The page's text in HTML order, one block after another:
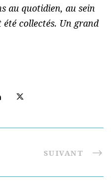
au quotidien, au sein
collectés. Un grand
SUIVANT